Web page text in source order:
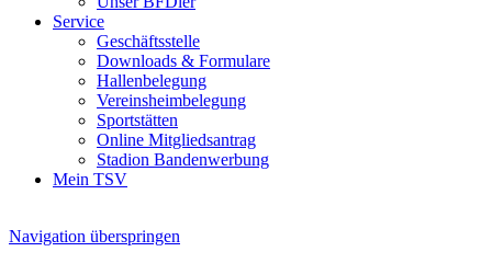
Service
Geschäftsstelle
Downloads & Formulare
Hallenbelegung
Vereinsheimbelegung
Sportstätten
Online Mitgliedsantrag
Stadion Bandenwerbung
Mein TSV
Navigation überspringen